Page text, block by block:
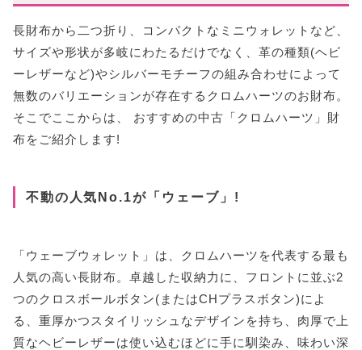
長財布から二つ折り、コンパクトなミニウォレットなど、
サイズや形状が多岐にわたるだけでなく、革の種類(ヘビ
ーレザーなど)やシルバーモチーフの組み合わせによって
無数のバリエーションが存在するクロムハーツのお財布。
そこでここからは、 おすすめの中古「クロムハーツ」財
布をご紹介します!
不動の人気No.1が「ウェーブ」!
「ウェーブウォレット」は、クロムハーツを代表する最も
人気の高い長財布。卓越した収納力に、フロントに並ぶ2
つのクロスボールボタン(またはCHプラスボタン)によ
る、重厚かつスタイリッシュなデザインを持ち、肉厚で上
質なヘビーレザーは使い込むほどに手に馴染み、味わい深